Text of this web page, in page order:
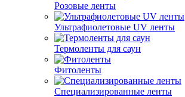
Розовые ленты
Ультрафиолетовые UV ленты
Термоленты для саун
Фитоленты
Специализированные ленты